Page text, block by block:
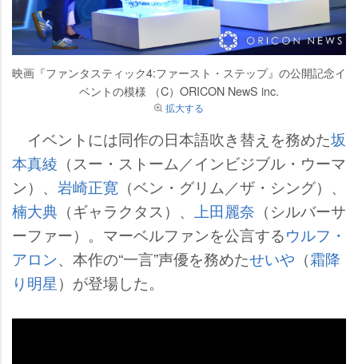
映画『ファンタスティック4:ファースト・ステップ』の公開記念イ
ベントの模様 （C）ORICON NewS inc.
拡大する
イベントには同作の日本語吹き替えを務めた坂
本真綾 （スー・ストーム／インビジブル・ウーマ
ン）、 崎正寛 （ベン・グリム／ザ・シング）、
楠大典 （ギャラクタス）、 上田麗奈 （シルバーサ
ーファー）。マーベルファンを公言するウルフ・
アロン、本作の“一言”声優を務めたせい （霜降
り明星）が登場した。